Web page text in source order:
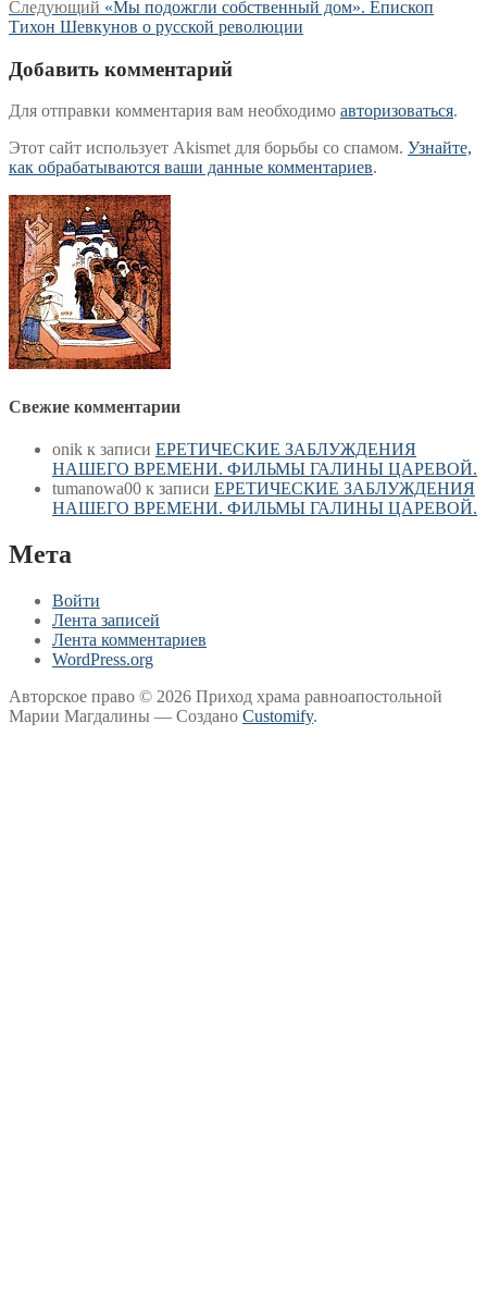
по
запись:
Следующий Следующая
запись:
«Мы подожгли собственный дом». Епископ
Тихон Шевкунов о русской революции
Добавить комментарий
Для отправки комментария вам необходимо авторизоваться.
Этот сайт использует Akismet для борьбы со спамом. Узнайте,
как обрабатываются ваши данные комментариев.
Свежие комментарии
onik к записи ЕРЕТИЧЕСКИЕ ЗАБЛУЖДЕНИЯ
НАШЕГО ВРЕМЕНИ. ФИЛЬМЫ ГАЛИНЫ ЦАРЕВОЙ.
tumanowa00 к записи ЕРЕТИЧЕСКИЕ ЗАБЛУЖДЕНИЯ
НАШЕГО ВРЕМЕНИ. ФИЛЬМЫ ГАЛИНЫ ЦАРЕВОЙ.
Мета
Войти
Лента записей
Лента комментариев
WordPress.org
Авторское право © 2026 Приход храма равноапостольной
Марии Магдалины — Создано Customify.